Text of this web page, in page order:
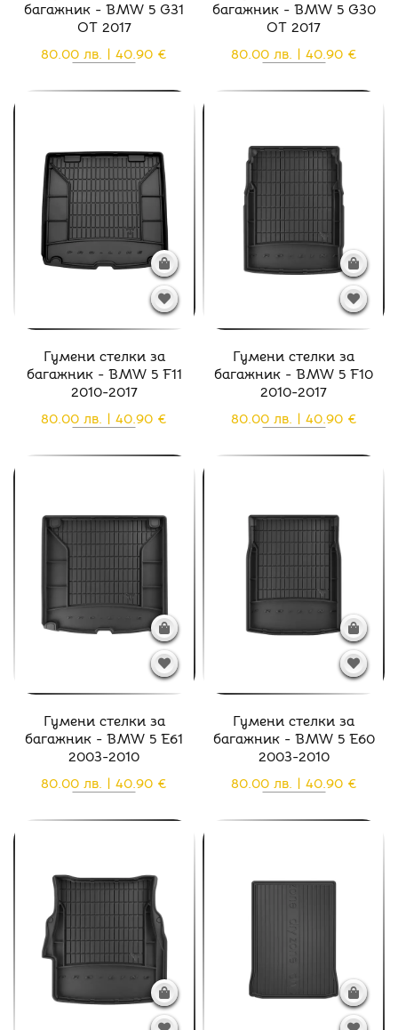
багажник - BMW 5 G31
ОТ 2017
80.00 лв. | 40.90 €
багажник - BMW 5 G30
ОТ 2017
80.00 лв. | 40.90 €
Гумени стелки за
багажник - BMW 5 F11
2010-2017
80.00 лв. | 40.90 €
Гумени стелки за
багажник - BMW 5 F10
2010-2017
80.00 лв. | 40.90 €
Гумени стелки за
багажник - BMW 5 E61
2003-2010
80.00 лв. | 40.90 €
Гумени стелки за
багажник - BMW 5 E60
2003-2010
80.00 лв. | 40.90 €